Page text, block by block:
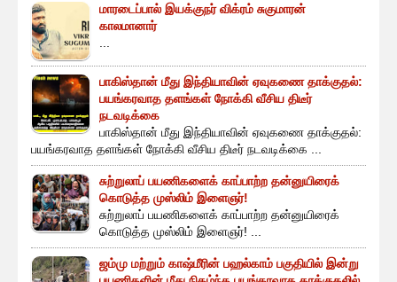
மாரடைப்பால் இயக்குநர் விக்ரம் சுகுமாரன்
காலமானார்
பாகிஸ்தான் மீது இந்தியாவின் ஏவுகணை தாக்குதல்:
பயங்கரவாத தளங்கள் நோக்கி வீசிய திடீர்
நடவடிக்கை
பாகிஸ்தான் மீது இந்தியாவின் ஏவுகணை தாக்குதல்:
பயங்கரவாத தளங்கள் நோக்கி வீசிய திடீர் நடவடிக்கை ...
சுற்றுலாப் பயணிகளைக் காப்பாற்ற தன்னுயிரைக்
கொடுத்த முஸ்லிம் இளைஞர்!
சுற்றுலாப் பயணிகளைக் காப்பாற்ற தன்னுயிரைக்
கொடுத்த முஸ்லிம் இளைஞர்! ...
ஜம்மு மற்றும் காஷ்மீரின் பஹல்காம் பகுதியில் இன்று